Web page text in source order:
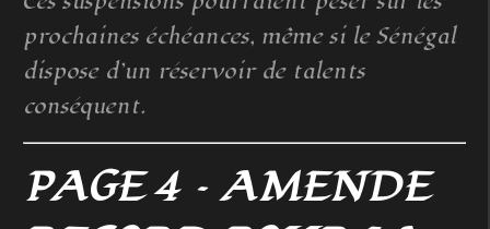
prochaines échéances, même si le Sénégal
dispose d’un réservoir de talents
conséquent.
PAGE 4 – AMENDE